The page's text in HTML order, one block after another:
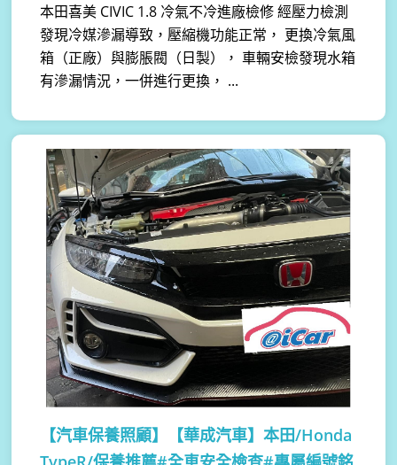
本田喜美 CIVIC 1.8 冷氣不冷進廠檢修 經壓力檢測
發現冷媒滲漏導致，壓縮機功能正常， 更換冷氣風
箱（正廠）與膨脹閥（日製）， 車輛安檢發現水箱
有滲漏情況，一併進行更換， ...
【汽車保養照顧】
【華成汽車】本田/Honda